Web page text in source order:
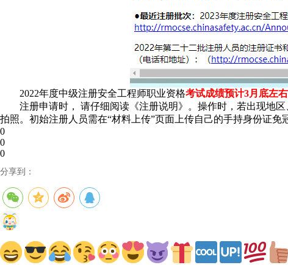
2022年度中级注册安全工程师职业资格考试成绩预计3月底左
注册申请时， 请仔细阅读《注册说明》。操作时，若出现地
拍照。初始注册人员需在“材料上传”页面上传自己的手持身份证免
0
0
0
分享到：